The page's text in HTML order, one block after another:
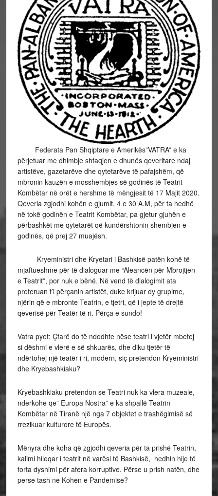
Federata Pan Shqiptare e Amerikës”VATRA” e ka
përjetuar me dhimbje shfaqjen e dhunës qeveritare ndaj
artistëve, gazetarëve dhe qytetarëve të pafajshëm, që
mbronin kauzën e mosshembjes së godinës të Teatrit
Kombëtar në orët e hershme të mëngjesit të 17 Majit 2020.
Qeveria zgjodhi kohën e gjumit, 4 e 30 A.M, për ta hedhë
në tokë godinën e Teatrit Kombëtar, pa gjetur gjuhën e
përbashkët me qytetarët që kundërshtonin shembjen e
godinës, që prej 27 muajësh.
Kryeministri dhe Kryetari i Bashkisë patën kohë të
mjaftueshme për të dialoguar me “Aleancën për Mbrojtjen
e Teatrit”, por nuk e bënë. Në vend të dialogimit ata
preferuan t’i përçanin artistët, duke krijuar dy grupime,
njërin që e mbronte Teatrin, e tjetri, që i jepte të drejtë
qeverisë për Teatër të ri. Përça e sundo!
Vatra pyet: Çfarë do të ndodhte nëse teatri i vjetër mbetej
si dëshmi e vlerë e së shkuarës, dhe diku tjetër të
ndërtohej një teatër i ri, modern, siç pretendon Kryeministri
dhe Kryebashkiaku?
Kryebashkiaku pretendon se Teatri nuk ka vlera muzeale,
nderkohe qe” Europa Nostra” e ka shpallë Teatrin
Kombëtar në Tiranë një nga 7 objektet e trashëgimisë së
rrezikuar kulturore të Europës.
Mënyra dhe koha që zgjodhi qeveria për ta prishë Teatrin,
kalimi hileqar i teatrit në varësi të Bashkisë, hedhin hije të
forta dyshimi për afera korruptive. Përse u prish natën, dhe
perse tash ne Kohen e Pandemise?